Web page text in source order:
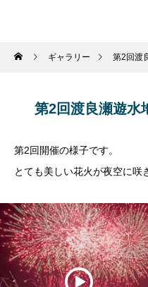
ギャラリー 第2回渡
第2回渡良瀬遊水
第2回開催の様子です。
とても美しい花火が夜空に咲